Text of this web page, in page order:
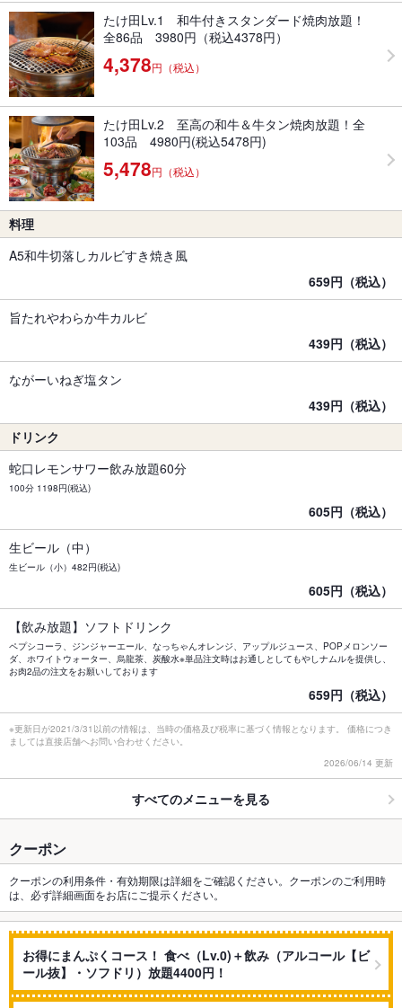
たけ田Lv.1 和牛付きスタンダード焼肉放題！
全86品 3980円（税込4378円）
4,378円（税込）
たけ田Lv.2 至高の和牛＆牛タン焼肉放題！全
103品 4980円(税込5478円)
5,478円（税込）
料理
A5和牛切落しカルビすき焼き風
659円（税込）
旨たれやわらか牛カルビ
439円（税込）
ながーいねぎ塩タン
439円（税込）
ドリンク
蛇口レモンサワー飲み放題60分
100分 1198円(税込)
605円（税込）
生ビール（中）
生ビール（小）482円(税込)
605円（税込）
【飲み放題】ソフトドリンク
ペプシコーラ、ジンジャーエール、なっちゃんオレンジ、アップルジュース、POPメロンソー
ダ、ホワイトウォーター、烏龍茶、炭酸水※単品注文時はお通しとしてもやしナムルを提供し、
お肉2品の注文をお願いしております
659円（税込）
※更新日が2021/3/31以前の情報は、当時の価格及び税率に基づく情報となります。 価格につき
ましては直接店舗へお問い合わせください。
2026/06/14 更新
すべてのメニューを見る
クーポン
クーポンの利用条件・有効期限は詳細をご確認ください。クーポンのご利用時
は、必ず詳細画面をお店にご提示ください。
お得にまんぷくコース！ 食べ（Lv.0)＋飲み（アルコール【ビ
ール抜】・ソフドリ）放題4400円！